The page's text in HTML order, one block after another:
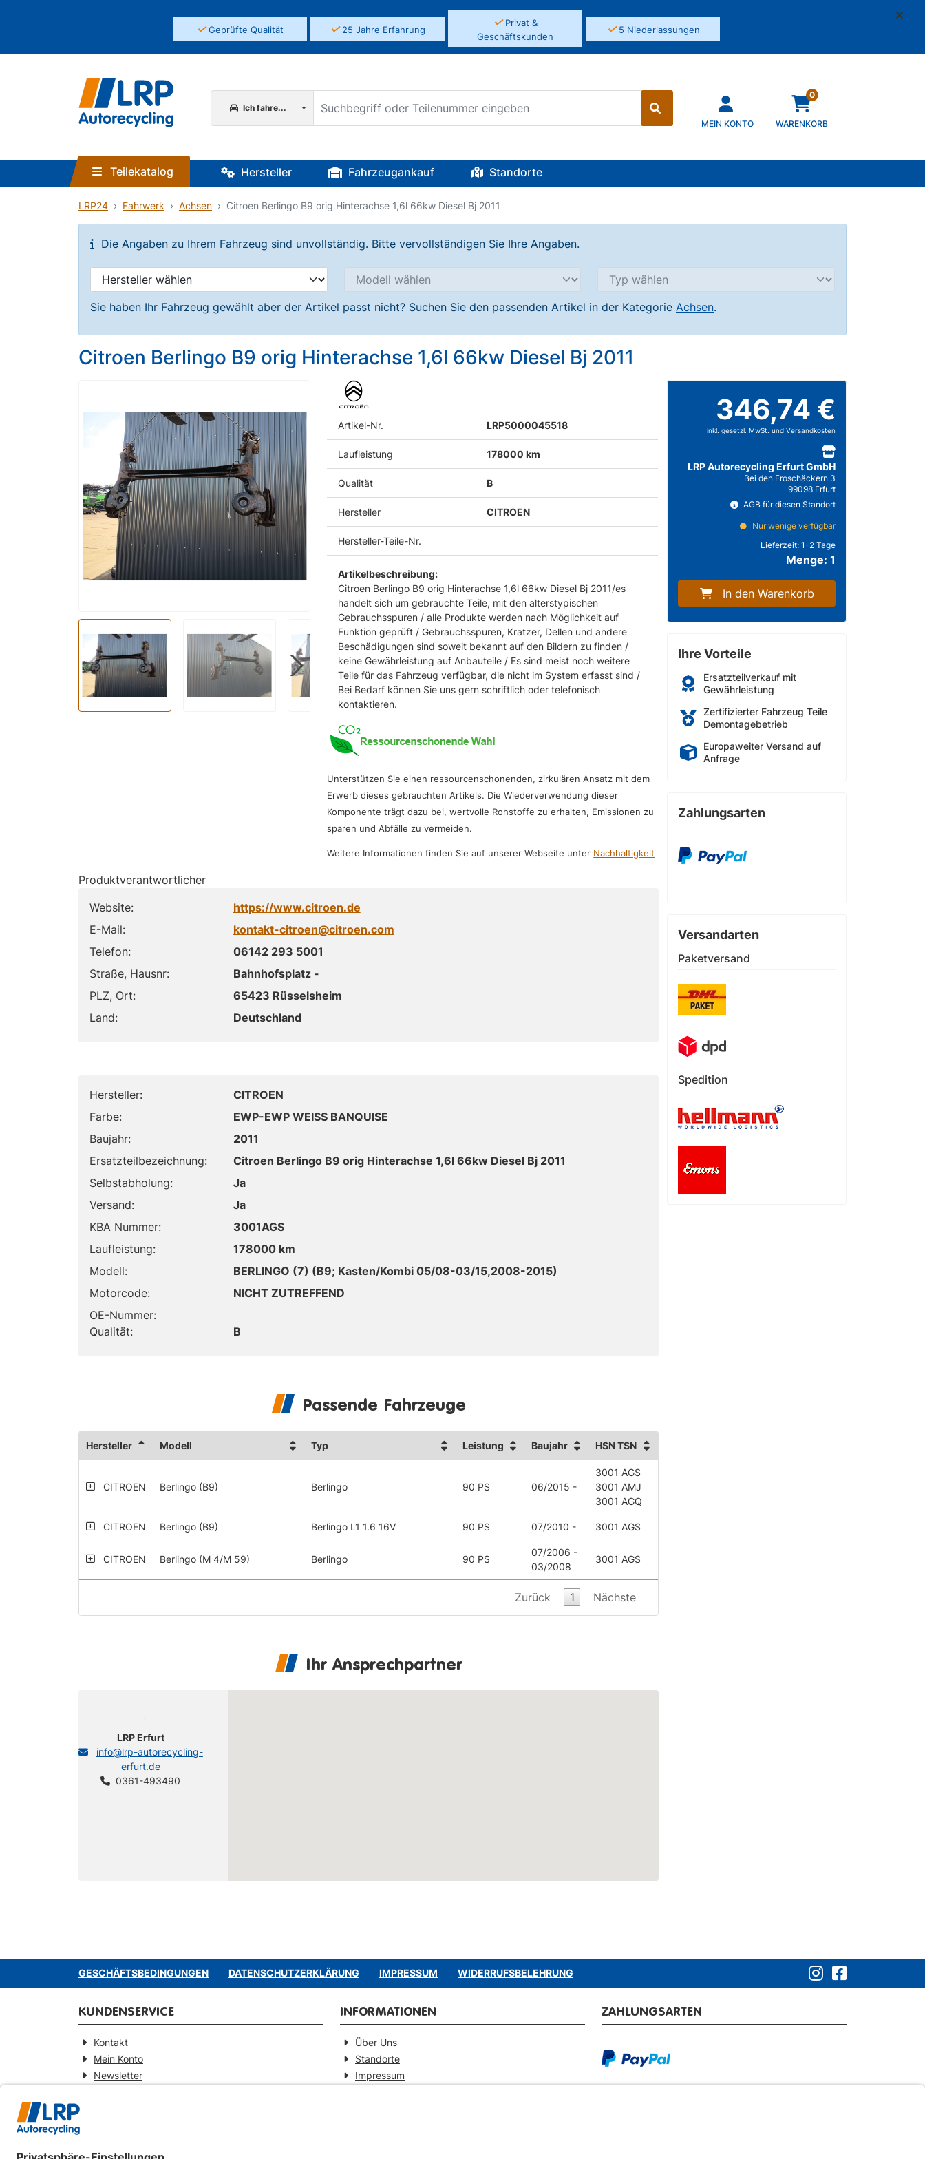
✓Geprüfte Qualität ✓25 Jahre Erfahrung
✓Privat &
Geschäftskunden
✓5 Niederlassungen
Ich fahre...
MEIN KONTO
0
WARENKORB
Teilekatalog Hersteller Fahrzeugankauf Standorte
LRP24 Fahrwerk Achsen Citroen Berlingo B9 orig Hinterachse 1,6l 66kw Diesel Bj 2011
Die Angaben zu Ihrem Fahrzeug sind unvollständig. Bitte vervollständigen Sie Ihre Angaben.
Sie haben Ihr Fahrzeug gewählt aber der Artikel passt nicht? Suchen Sie den passenden Artikel in der Kategorie Achsen.
Citroen Berlingo B9 orig Hinterachse 1,6l 66kw Diesel Bj 2011
Artikel-Nr. LRP5000045518
Laufleistung 178000 km
Qualität B
Hersteller CITROEN
Hersteller-Teile-Nr.
Artikelbeschreibung:
Citroen Berlingo B9 orig Hinterachse 1,6l 66kw Diesel Bj 2011/es
handelt sich um gebrauchte Teile, mit den alterstypischen
Gebrauchsspuren / alle Produkte werden nach Möglichkeit auf
Funktion geprüft / Gebrauchsspuren, Kratzer, Dellen und andere
Beschädigungen sind soweit bekannt auf den Bildern zu finden /
keine Gewährleistung auf Anbauteile / Es sind meist noch weitere
Teile für das Fahrzeug verfügbar, die nicht im System erfasst sind /
Bei Bedarf können Sie uns gern schriftlich oder telefonisch
kontaktieren.
Unterstützen Sie einen ressourcenschonenden, zirkulären Ansatz mit dem
Erwerb dieses gebrauchten Artikels. Die Wiederverwendung dieser
Komponente trägt dazu bei, wertvolle Rohstoffe zu erhalten, Emissionen zu
sparen und Abfälle zu vermeiden.
Weitere Informationen finden Sie auf unserer Webseite unter Nachhaltigkeit
Produktverantwortlicher
Website:
https://www.citroen.de
E-Mail:
kontakt-citroen@citroen.com
Telefon:
06142 293 5001
Straße, Hausnr:
Bahnhofsplatz -
PLZ, Ort:
65423 Rüsselsheim
Land:
Deutschland
Hersteller:
CITROEN
Farbe:
EWP-EWP WEISS BANQUISE
Baujahr:
2011
Ersatzteilbezeichnung:
Citroen Berlingo B9 orig Hinterachse 1,6l 66kw Diesel Bj 2011
Selbstabholung:
Ja
Versand:
Ja
KBA Nummer:
3001AGS
Laufleistung:
178000 km
Modell:
BERLINGO (7) (B9; Kasten/Kombi 05/08-03/15,2008-2015)
Motorcode:
NICHT ZUTREFFEND
OE-Nummer:
Qualität:
B
Passende Fahrzeuge
Hersteller Modell Typ Leistung Baujahr HSN TSN
CITROEN Berlingo (B9) Berlingo 90 PS 06/2015 -
3001 AGS
3001 AMJ
3001 AGQ
CITROEN Berlingo (B9) Berlingo L1 1.6 16V 90 PS 07/2010 - 3001 AGS
CITROEN Berlingo (M 4/M 59) Berlingo 90 PS
07/2006 -
03/2008
3001 AGS
Zurück 1 Nächste
Ihr Ansprechpartner
LRP Erfurt
info@lrp-autorecycling-
erfurt.de
0361-493490
346,74 €
inkl. gesetzl. MwSt. und Versandkosten
LRP Autorecycling Erfurt GmbH
Bei den Froschäckern 3
99098 Erfurt
AGB für diesen Standort
Nur wenige verfügbar
Lieferzeit: 1-2 Tage
Menge: 1
In den Warenkorb
Ihre Vorteile
Ersatzteilverkauf mit
Gewährleistung
Zertifizierter Fahrzeug Teile
Demontagebetrieb
Europaweiter Versand auf
Anfrage
Zahlungsarten
Versandarten
Paketversand
Spedition
GESCHÄFTSBEDINGUNGEN DATENSCHUTZERKLÄRUNG IMPRESSUM WIDERRUFSBELEHRUNG
KUNDENSERVICE
Kontakt
Mein Konto
Newsletter
INFORMATIONEN
Über Uns
Standorte
Impressum
ZAHLUNGSARTEN